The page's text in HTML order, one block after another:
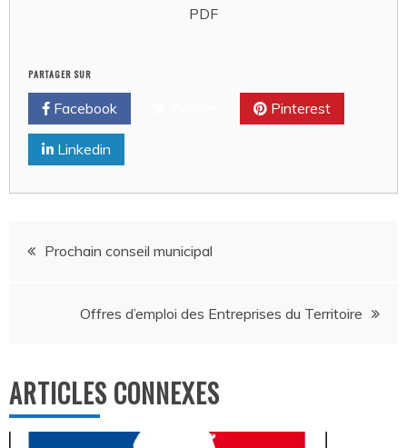
PDF
PARTAGER SUR
Facebook Pinterest
Linkedin
Navigation
Prochain conseil municipal
Offres d’emploi des Entreprises du Territoire
ARTICLES CONNEXES